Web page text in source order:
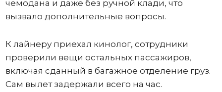
чемодана и даже без ручной клади, что
вызвало дополнительные вопросы.
К лайнеру приехал кинолог, сотрудники
проверили вещи остальных пассажиров,
включая сданный в багажное отделение груз.
Сам вылет задержали всего на час.